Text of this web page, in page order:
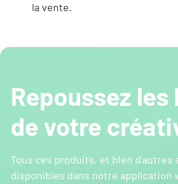
la vente.
Repoussez
de votre
Tous ces produits, et bien d’autres
disponibles dans notre application